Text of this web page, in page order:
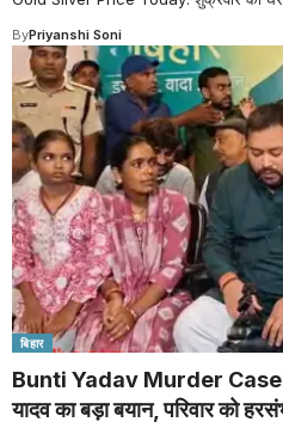
ByPriyanshi Soni
बिहार
Bunti Yadav Murder Case:
यादव का बड़ा बयान, परिवार को